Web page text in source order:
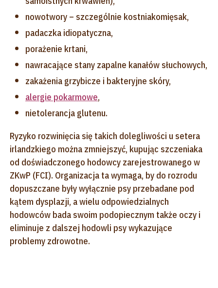
nowotwory – szczególnie kostniakomięsak,
padaczka idiopatyczna,
porażenie krtani,
nawracające stany zapalne kanałów słuchowych,
zakażenia grzybicze i bakteryjne skóry,
alergie pokarmowe,
nietolerancja glutenu.
Ryzyko rozwinięcia się takich dolegliwości u setera
irlandzkiego można zmniejszyć, kupując szczeniaka
od doświadczonego hodowcy zarejestrowanego w
ZKwP (FCI). Organizacja ta wymaga, by do rozrodu
dopuszczane były wyłącznie psy przebadane pod
kątem dysplazji, a wielu odpowiedzialnych
hodowców bada swoim podopiecznym także oczy i
eliminuje z dalszej hodowli psy wykazujące
problemy zdrowotne.